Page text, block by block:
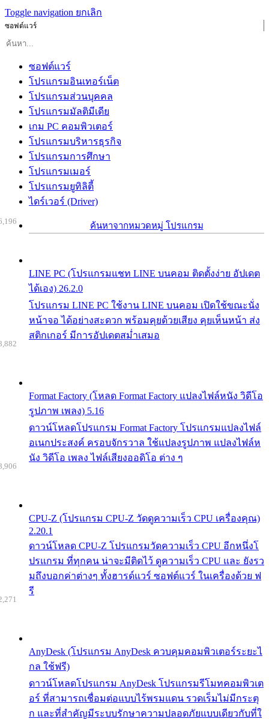
Toggle navigation ยกเลิก
ซอฟต์แวร์
ซอฟต์แวร์
โปรแกรมอินเทอร์เน็ต
โปรแกรมส่วนบุคคล
โปรแกรมมัลติมีเดีย
เกม PC คอมพิวเตอร์
โปรแกรมบริหารธุรกิจ
โปรแกรมการศึกษา
โปรแกรมเมอร์
โปรแกรมยูทิลิตี้
ไดร์เวอร์ (Driver)
ค้นหาจากหมวดหมู่ โปรแกรม
LINE PC (โปรแกรมแชท LINE บนคอม ติดตั้งง่าย อัปเดต
ได้เอง) 26.2.0
โปรแกรม LINE PC ใช้งาน LINE บนคอม เปิดใช้ขณะนั่ง
หน้าจอ ได้อย่างสะดวก พร้อมคุยด้วยเสียง คุยเห็นหน้า ส่ง
สติกเกอร์ มีการอัปเดตสม่ำเสมอ
Format Factory (โหลด Format Factory แปลงไฟล์หนัง วิดีโอ
รูปภาพ เพลง) 5.16
ดาวน์โหลดโปรแกรม Format Factory โปรแกรมแปลงไฟล์
อเนกประสงค์ ครอบจักรวาล ใช้แปลงรูปภาพ แปลงไฟล์ห
นัง วิดีโอ เพลง ไฟล์เสียงออดิโอ ต่าง ๆ
CPU-Z (โปรแกรม CPU-Z วัดดูความเร็ว CPU เครื่องคุณ)
2.20.1
ดาวน์โหลด CPU-Z โปรแกรมวัดความเร็ว CPU อีกหนึ่งโ
ปรแกรม ที่ทุกคน น่าจะมีติดไว้ ดูความเร็ว CPU และ ยังรว
มถึงบอกค่าต่างๆ ทั้งฮารด์แวร์ ซอฟต์แวร์ ในเครื่องด้วย ฟ
รี
AnyDesk (โปรแกรม AnyDesk ควบคุมคอมพิวเตอร์ระยะไ
กล ใช้ฟรี)
ดาวน์โหลดโปรแกรม AnyDesk โปรแกรมรีโมทคอมพิวเต
อร์ ที่สามารถเชื่อมต่อแบบไร้พรมแดน รวดเร็มไม่มีกระตุ
ก และที่สำคัญมีระบบรักษาความปลอดภัยแบบเดียวกับที่ใ